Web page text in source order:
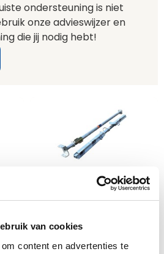
van cookies
content en advertenties te
ondersteuning is niet
onze advieswijzer en
die jij nodig hebt!
Stut alone incl. stempel